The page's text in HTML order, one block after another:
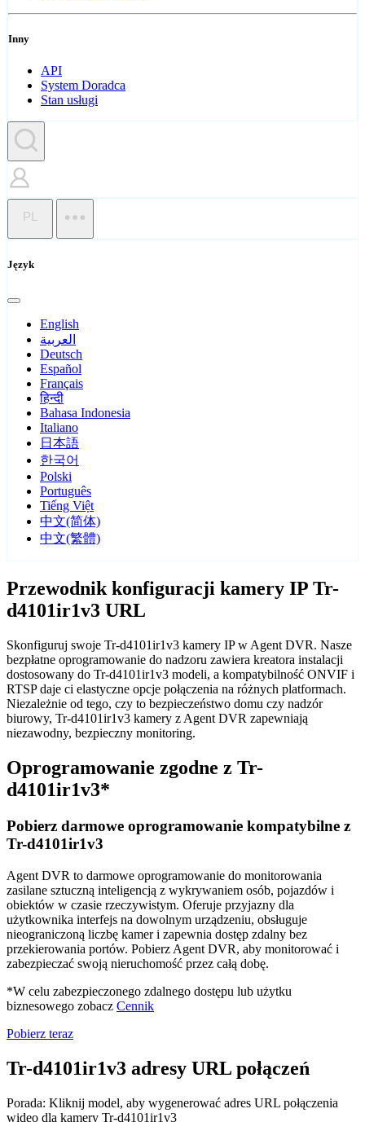
Inny
API
System Doradca
Stan usługi
PL
Język
English
العربية
Deutsch
Español
Français
हिन्दी
Bahasa Indonesia
Italiano
日本語
한국어
Polski
Português
Tiếng Việt
中文(简体)
中文(繁體)
Przewodnik konfiguracji kamery IP Tr-
d4101ir1v3 URL
Skonfiguruj swoje Tr-d4101ir1v3 kamery IP w Agent DVR. Nasze
bezpłatne oprogramowanie do nadzoru zawiera kreatora instalacji
dostosowany do Tr-d4101ir1v3 modeli, a kompatybilność ONVIF i
RTSP daje ci elastyczne opcje połączenia na różnych platformach.
Niezależnie od tego, czy to bezpieczeństwo domu czy nadzór
biurowy, Tr-d4101ir1v3 kamery z Agent DVR zapewniają
niezawodny, bezpieczny monitoring.
Oprogramowanie zgodne z Tr-
d4101ir1v3*
Pobierz darmowe oprogramowanie kompatybilne z
Tr-d4101ir1v3
Agent DVR to darmowe oprogramowanie do monitorowania
zasilane sztuczną inteligencją z wykrywaniem osób, pojazdów i
obiektów w czasie rzeczywistym. Oferuje przyjazny dla
użytkownika interfejs na dowolnym urządzeniu, obsługuje
nieograniczoną liczbę kamer i zapewnia dostęp zdalny bez
przekierowania portów. Pobierz Agent DVR, aby monitorować i
zabezpieczać swoją nieruchomość przez całą dobę.
*W celu zabezpieczonego zdalnego dostępu lub użytku
biznesowego zobacz Cennik
Pobierz teraz
Tr-d4101ir1v3 adresy URL połączeń
Porada: Kliknij model, aby wygenerować adres URL połączenia
wideo dla kamery Tr-d4101ir1v3